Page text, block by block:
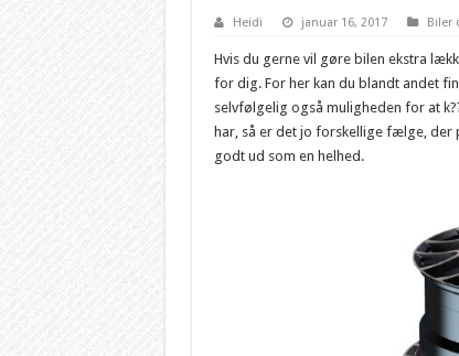
Heidi januar 16, 2017 Biler
Hvis du gerne vil gøre bilen ekstra
for dig. For her kan du blandt andet
selvfølgelig også muligheden for at k?
har, så er det jo forskellige fælge, der
godt ud som en helhed.